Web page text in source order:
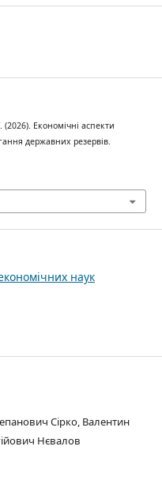
Економічні аспекти
державних резервів.
наук
Сірко, Валентин
Нєвалов